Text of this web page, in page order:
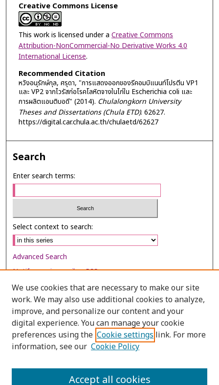
Creative Commons License
This work is licensed under a Creative Commons
Attribution-NonCommercial-No Derivative Works 4.0
International License.
Recommended Citation
หวังอนุรักษ์กุล, ศรุดา, "การแสดงออกของรีคอมบิแนนท์โปรตีน VP1
และ VP2 จากไวรัสก่อโรคโลหิตจางในไก่ใน Escherichia coli และ
การผลิตแอนติบอดี" (2014). Chulalongkorn University
Theses and Dissertations (Chula ETD). 62627.
https://digital.car.chula.ac.th/chulaetd/62627
Search
Enter search terms:
Select context to search:
Advanced Search
Notify me via email orRSS
Browse
Collections
Disciplines
Authors
We use cookies that are necessary to make our site
work. We may also use additional cookies to analyze,
improve, and personalize our content and your
digital experience. You can manage your cookie
preferences using the Cookie settings link. For more
information, see our Cookie Policy
Accept all cookies